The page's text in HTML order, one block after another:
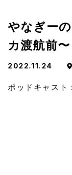
やなぎー
カ渡航前〜
2022.11.24
ポッドキャスト